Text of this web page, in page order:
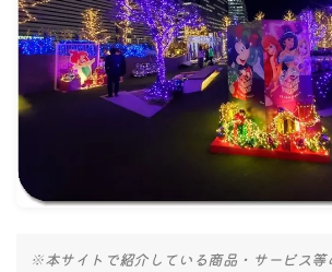
名古屋
ナナちゃん人形
※本サイトで紹介している商品・サービス等